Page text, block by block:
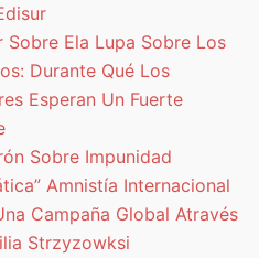
Sobre Ela Lupa Sobre Los
Durante Qué Los
Esperan Un Fuerte
Sobre Impunidad
Amnistía Internacional
Campaña Global Através
Strzyzowksi